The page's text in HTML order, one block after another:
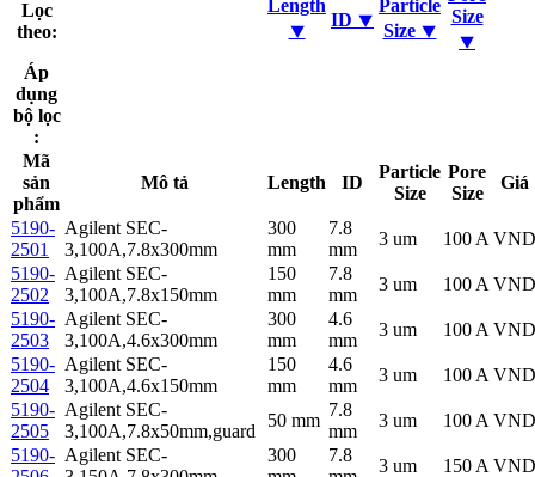
Lọc
theo:
Length
⯆
ID ⯆
Particle
Size ⯆
Size
⯆
Áp
dụng
bộ lọc
:
Mã
sản
phẩm
Mô tả Length ID
Particle
Size
Pore
Size
Giá
5190-
2501
Agilent SEC-
3,100A,7.8x300mm
300
mm
7.8
mm
3 um 100 A VND
5190-
2502
Agilent SEC-
3,100A,7.8x150mm
150
mm
7.8
mm
3 um 100 A VND
5190-
2503
Agilent SEC-
3,100A,4.6x300mm
300
mm
4.6
mm
3 um 100 A VND
5190-
2504
Agilent SEC-
3,100A,4.6x150mm
150
mm
4.6
mm
3 um 100 A VND
5190-
2505
Agilent SEC-
3,100A,7.8x50mm,guard
50 mm
7.8
mm
3 um 100 A VND
5190- Agilent SEC-
300
7.8
3 um 150 A VND